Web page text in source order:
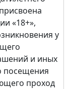
«18+»,
у
и иных
посещения
проход